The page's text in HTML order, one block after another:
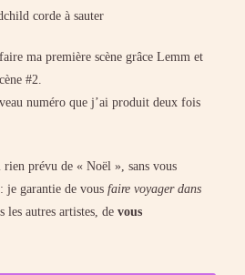
ma première scène grâce Lemm et
#2.
numéro que j’ai produit deux fois
rien prévu de « Noël », sans vous
je garantie de vousfaire voyager dans
les autres artistes, devous